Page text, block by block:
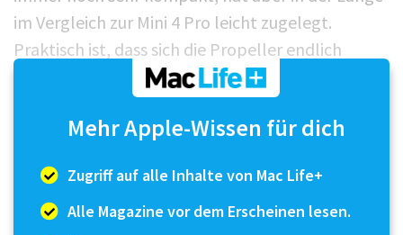
im Vergleich zur Mini 4 Pro leicht zugelegt.
Praktisch ist, dass sich die Propeller endlich
werkzeuglos wechseln lassen. Das kommt nicht
oft vor, aber wenn nötig, war der benötigte
Schraubendreher mal wieder nicht auffindbar.
5 Pro zudem gel...
Mehr Apple-Wissen für dich
Zugriff auf alle Inhalte von Mac Life+
Alle Magazine vor dem Erscheinen lesen.